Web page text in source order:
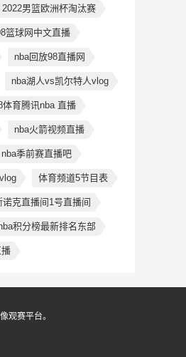
2022男篮欧洲杯淘汰赛
篮球网中文直播
nba回放98直播网
nba湖人vs凯尔特人vlog
体育腾讯nba 直播
nba火箭视频直播
nba季前赛直播吧
体育频道5节目表
诺克直播间1号直播间
积分榜最新排名东部
观赛平台。